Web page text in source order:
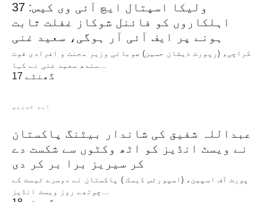
ولیکا اسپتال ایچ آئی وی کیس: 37
اہلکاروں کو فائنل شوکاز غفلت ثابت
ہونے پر ایف آئی آر ہوگی، سعید غنی
کراچی، (رپورٹ ذیشان حسین) صوبائی وزیر محنت و افرادی قوت
سندھ سعید غنی نے کہا…
17 گھنٹے
اہم خبریں
عبداللہ شفیق کی شاندار بیٹنگ پاکستان
نے ویسٹ انڈیز کو اٹھ وکٹوں سے شکست دے
کر سیریز برا بر کر دی
پورٹ آف اسپین، (اسپورٹس ڈیسک ) پاکستان نے دوسرے ٹیسٹ کے
چوتھے روز ویسٹ انڈیز…